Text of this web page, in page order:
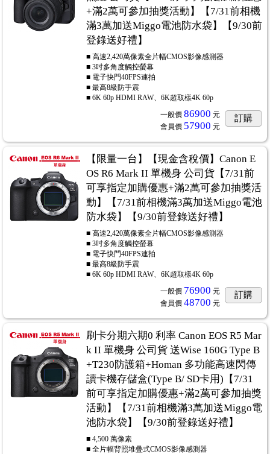
+滿2萬可參加抽獎活動】【7/31前相機
滿3萬加送Miggo電池防水袋】【9/30前
登錄送好禮】
■ 高速2,420萬像素全片幅CMOS影像感測器
■ 3吋多角度觸控螢幕
■ 電子快門40FPS連拍
■ 最高8級防手震
■ 6K 60p HDMI RAW、6K超取樣4K 60p
一般價 86900 元
會員價 57900 元
訂購
【限量一台】【現金含稅價】Canon E
OS R6 Mark II 單機身 公司貨【7/31前
可享指定加購優惠+滿2萬可參加抽獎活
動】【7/31前相機滿3萬加送Miggo電池
防水袋】【9/30前登錄送好禮】
■ 高速2,420萬像素全片幅CMOS影像感測器
■ 3吋多角度觸控螢幕
■ 電子快門40FPS連拍
■ 最高8級防手震
■ 6K 60p HDMI RAW、6K超取樣4K 60p
一般價 76900 元
會員價 48700 元
訂購
刷卡分期六期0 利率 Canon EOS R5 Mar
k II 單機身 公司貨 送Wise 160G Type B
+T230防護箱+Homan 多功能高速閃傳
讀卡機存儲盒(Type B/ SD卡用)【7/31
前可享指定加購優惠+滿2萬可參加抽獎
活動】【7/31前相機滿3萬加送Miggo電
池防水袋】【9/30前登錄送好禮】
■ 4,500 萬像素
■ 全片幅背照堆疊式CMOS影像感測器